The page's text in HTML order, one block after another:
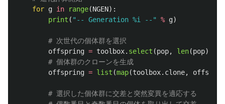
for g in range(NGEN):
print ( " -- Generation %i -- " % g)
offspring = toolbox. select (pop, len(pop))
offspring = list (map(toolbox. clone,